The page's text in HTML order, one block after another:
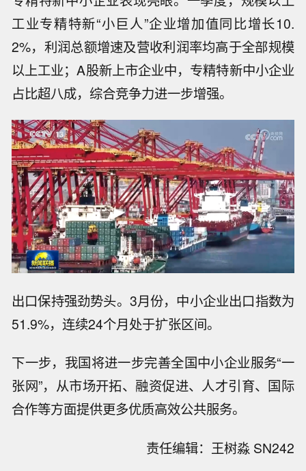
工业专精特新“小巨人”企业增加值同比增长10.
2%，利润总额增速及营收利润率均高于全部规模
以上工业；A股新上市企业中，专精特新中小企业
占比超八成，综合竞争力进一步增强。
出口保持强劲势头。3月份，中小企业出口指数为
51.9%，连续24个月处于扩张区间。
下一步，我国将进一步完善全国中小企业服务“一
张网”，从市场开拓、融资促进、人才引育、国际
合作等方面提供更多优质高效公共服务。
责任编辑：王树淼 SN242